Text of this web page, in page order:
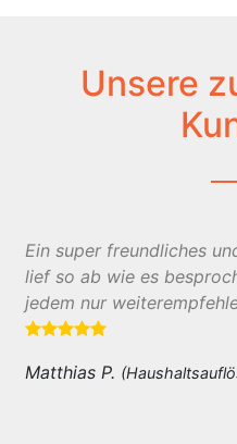
Unsere
Ein super freundliches
lief so ab wie es
jedem nur
Matthias P.